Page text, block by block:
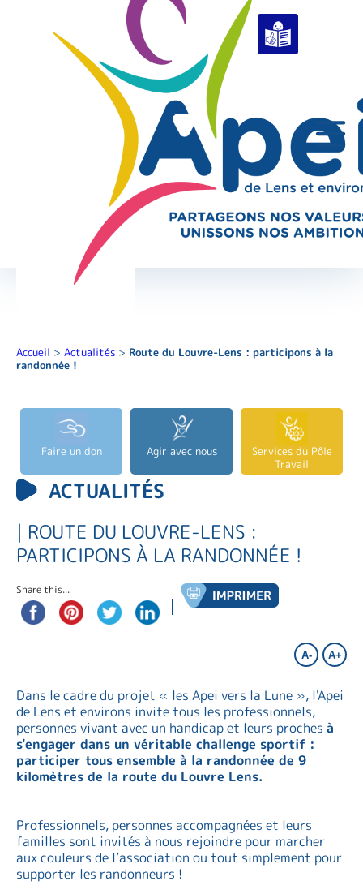
Accueil > Actualités > Route du Louvre-Lens : participons à la
randonnée !
Faire un don Agir avec nous
Services du Pôle
Travail
ACTUALITÉS
| ROUTE DU LOUVRE-LENS :
PARTICIPONS À LA RANDONNÉE !
Share this...
A- A+
Dans le cadre du projet « les Apei vers la Lune », l'Apei
de Lens et environs invite tous les professionnels,
personnes vivant avec un handicap et leurs proches à
s'engager dans un véritable challenge sportif :
participer tous ensemble à la randonnée de 9
kilomètres de la route du Louvre Lens.
Professionnels, personnes accompagnées et leurs
familles sont invités à nous rejoindre pour marcher
aux couleurs de l’association ou tout simplement pour
supporter les randonneurs !